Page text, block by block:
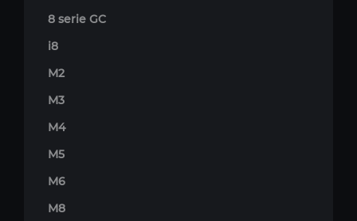
8 serie GC
i8
M2
M3
M4
M5
M6
M8